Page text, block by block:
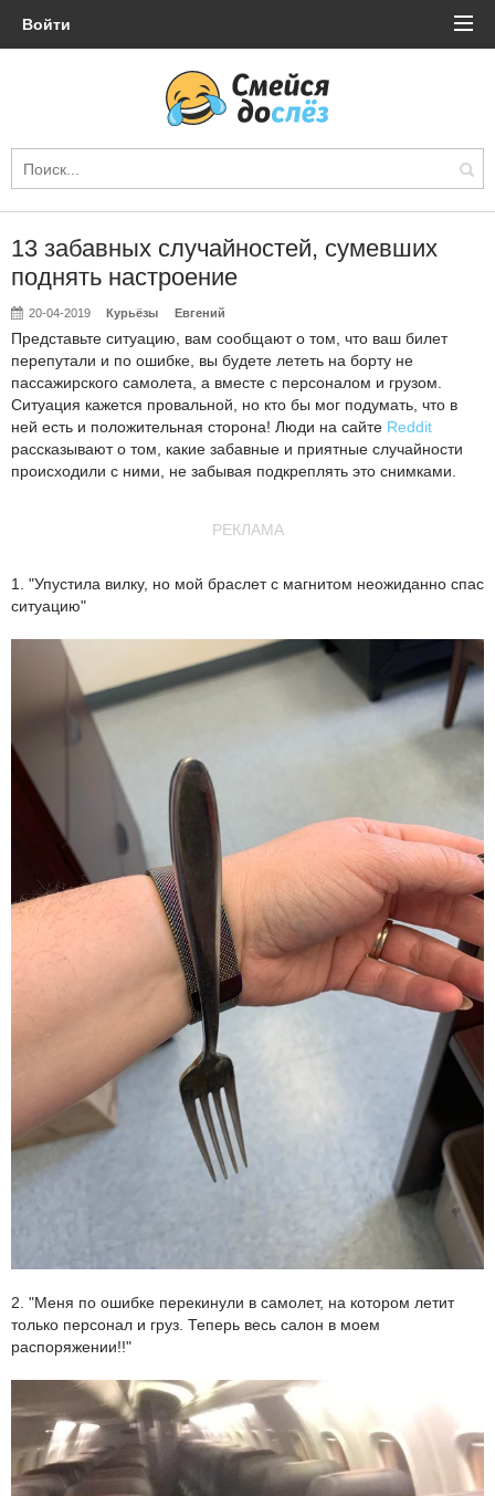
Войти
13 забавных случайностей, сумевших
поднять настроение
20-04-2019 Курьёзы Евгений
Представьте ситуацию, вам сообщают о том, что ваш билет
перепутали и по ошибке, вы будете лететь на борту не
пассажирского самолета, а вместе с персоналом и грузом.
Ситуация кажется провальной, но кто бы мог подумать, что в
ней есть и положительная сторона! Люди на сайте Reddit
рассказывают о том, какие забавные и приятные случайности
происходили с ними, не забывая подкреплять это снимками.
РЕКЛАМА
1. "Упустила вилку, но мой браслет с магнитом неожиданно спас
ситуацию"
2. "Меня по ошибке перекинули в самолет, на котором летит
только персонал и груз. Теперь весь салон в моем
распоряжении!!"